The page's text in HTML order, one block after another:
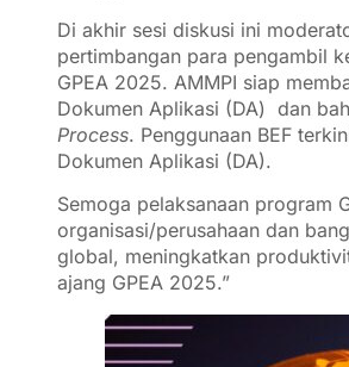
Di akhir sesi diskusi ini
pertimbangan para pengambil
GPEA 2025. AMMPI siap
Dokumen Aplikasi (DA) dan
Process. Penggunaan BEF
Dokumen Aplikasi (DA).
Semoga pelaksanaan program
organisasi/perusahaan dan
global, meningkatkan
ajang GPEA 2025.”